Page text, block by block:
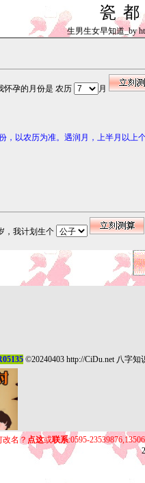
瓷
生男生女早知道_by
怀孕的月份是 农历 月
，以农历为准。遇润月，上半月以上
，我计划生个
©20240403 http://CiDu.net 八字知
改名？ 点这或联系:0595-